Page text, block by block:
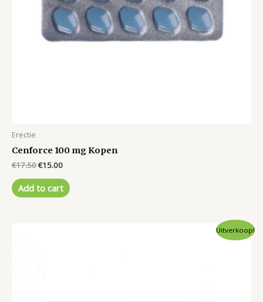
Erectie
Cenforce 100 mg Kopen
€17.50Original
was:
€17.50.
€15.00Current
is:
€15.00.
Add to cart
Uitverkoop!